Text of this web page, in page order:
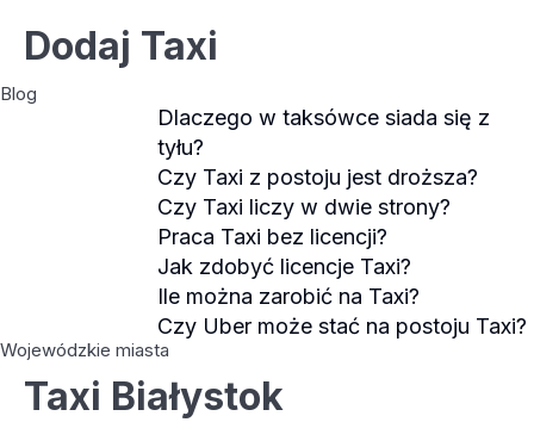
Dodaj Taxi
Blog
Dlaczego w taksówce siada się z
tyłu?
Czy Taxi z postoju jest droższa?
Czy Taxi liczy w dwie strony?
Praca Taxi bez licencji?
Jak zdobyć licencje Taxi?
Ile można zarobić na Taxi?
Czy Uber może stać na postoju Taxi?
Wojewódzkie miasta
Taxi Białystok